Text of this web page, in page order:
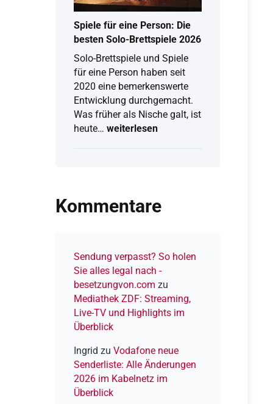
TV
Live-
Spiele für eine Person: Die
besten Solo-Brettspiele 2026
Solo-Brettspiele und Spiele
für eine Person haben seit
2020 eine bemerkenswerte
Entwicklung durchgemacht.
Was früher als Nische galt, ist
heute… Spiele
besten
Solo-
weiterlesen
Kommentare
Sendung verpasst? So holen
Sie alles legal nach -
besetzungvon.com zu
Mediathek ZDF: Streaming,
Live-TV und Highlights im
Überblick
Ingrid zu Vodafone neue
Senderliste: Alle Änderungen
2026 im Kabelnetz im
Überblick